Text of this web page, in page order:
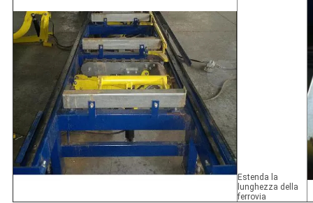
Estenda la
lunghezza della
ferrovia